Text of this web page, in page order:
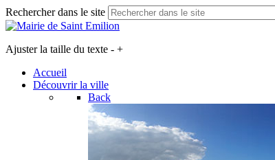
Rechercher dans le site
Ajuster la taille du texte - +
Accueil
Découvrir la ville
Back